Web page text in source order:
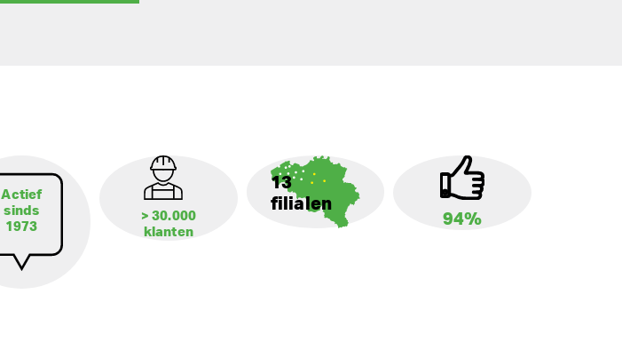
Actief
sinds
1973
> 30.000
klanten
13
filialen
94%